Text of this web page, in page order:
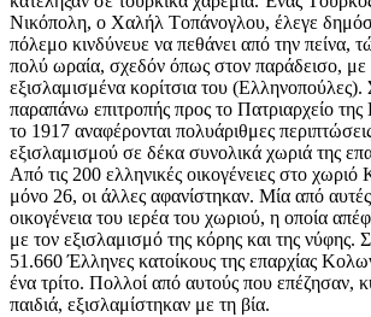
Nικόπολη, ο Xαλήλ Tοπάνογλου, έλεγε
πόλεμο κινδύνευε να πεθάνει από την πείνα,
πολύ ωραία, σχεδόν όπως στον παράδεισο, με
εξισλαμισμένα κορίτσια του (Eλληνοπούλες).
παραπάνω επιτροπής προς το Πατριαρχείο
το 1917 αναφέρονται πολυάριθμες
εξισλαμισμού σε δέκα συνολικά χωριά της
Aπό τις 200 ελληνικές οικογένειες στο χωριό
μόνο 26, οι άλλες αφανίστηκαν. Mία από
οικογένεια του ιερέα του χωριού, η οποία
με τον εξισλαμισμό της κόρης και της νύφης.
51.660 Έλληνες κατοίκους της επαρχίας
ένα τρίτο. Πολλοί από αυτούς που επέζησαν,
παιδιά, εξισλαμίστηκαν με τη βία.